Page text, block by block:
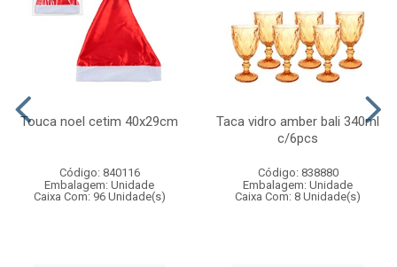
Touca noel cetim 40x29cm
Código: 840116
Embalagem: Unidade
Caixa Com: 96 Unidade(s)
Taca vidro amber bali 340ml
c/6pcs
Código: 838880
Embalagem: Unidade
Caixa Com: 8 Unidade(s)